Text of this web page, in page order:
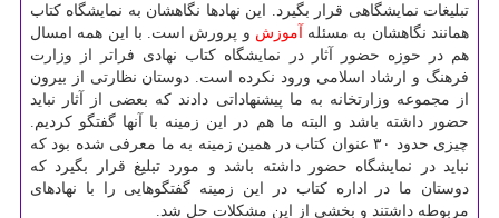
تبلیغات نمایشگاهی قرار بگیرد. این نهادها نگاهشان به نمایشگاه كتاب
همانند نگاهشان به مسئله
آموزش و پرورش است. با این همه امسال
هم در حوزه حضور آثار در نمایشگاه كتاب نهادی فراتر از وزارت
فرهنگ و ارشاد اسلامی ورود نكرده است. دوستان نظارتی از بیرون
از مجموعه وزارتخانه به ما پیشنهاداتی دادند كه بعضی از آثار نباید
حضور داشته باشد و البته ما هم در این زمینه با آنها گفتگو كردیم.
چیزی حدود ۳۰ عنوان كتاب در همین زمینه به ما معرفی شده بود كه
نباید در نمایشگاه حضور داشته باشد و مورد تبلیغ قرار بگیرد كه
دوستان ما در اداره كتاب در این زمینه گفتگوهایی را با نهادهای
مربوطه داشتند و بخشی از این مشكلات حل شد.